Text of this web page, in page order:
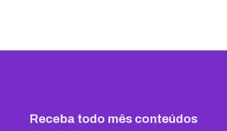
Receba todo mês conteúdos